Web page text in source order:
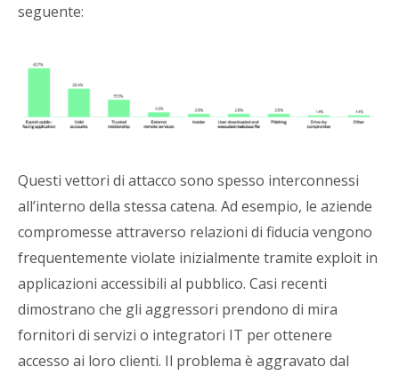
seguente:
Questi vettori di attacco sono spesso interconnessi
all’interno della stessa catena. Ad esempio, le aziende
compromesse attraverso relazioni di fiducia vengono
frequentemente violate inizialmente tramite exploit in
applicazioni accessibili al pubblico. Casi recenti
dimostrano che gli aggressori prendono di mira
fornitori di servizi o integratori IT per ottenere
accesso ai loro clienti. Il problema è aggravato dal